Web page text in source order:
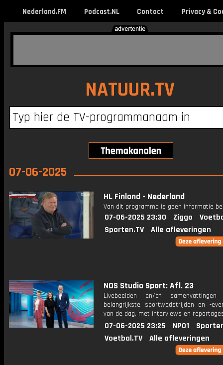
Nederland.FM Podcast.NL Contact Privacy &
NATUUR.TV
07-06-2025
HL Finland - Nederland
Van dit programma is geen informatie
07-06-2025 23:30 Ziggo
Sporten.TV
Alle afleveringen
NOS Studio Sport: Afl. 23
Livebeelden en/of
belangrijkste sportwedstrijden en -
van de dag, met interviews en
07-06-2025 23:25 NPO1
Voetbal.TV
Alle afleveringen